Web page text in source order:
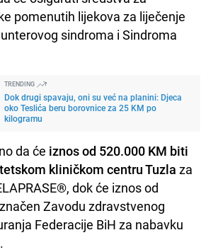
pomenutih lijekova za liječenje
sindroma i Sindroma
TRENDING
Dok drugi spavaju, oni su već na planini: Djeca
oko Teslića beru borovnice za 25 KM po
kilogramu
da će iznos od 520.000 KM biti
kliničkom centru Tuzla za
dok će iznos od
Zavodu zdravstvenog
Federacije BiH za nabavku